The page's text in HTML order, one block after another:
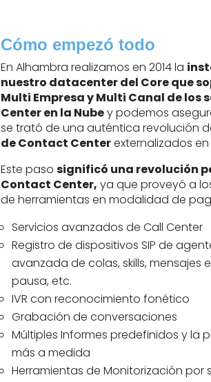
Cómo empezó todo
En Alhambra realizamos en 2014 la
nuestro datacenter del Core que
Multi Empresa y Multi Canal de los
Center en la Nubey podemos
se trató de una auténtica revolución
de Contact Centerexternalizados
Este pasosignificó una revolución
Contact Center, ya que proveyó a
de herramientas en modalidad de
Servicios avanzados de Call Center
Registro de dispositivos SIP de
avanzada de colas, skills, mensajes
pausa, etc.
IVR con reconocimiento fonético
Grabación de conversaciones
Múltiples Informes predefinidos y la
más a medida
Herramientas de Monitorización por